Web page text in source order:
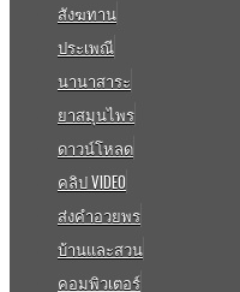
สังฆทาน
ประเพณี
นานาสาระ
ยาสมุนไพร
ดาวน์โหลด
คลิป VIDEO
ส่งคำอวยพร
บ้านและสวน
คอมพิวเตอร์